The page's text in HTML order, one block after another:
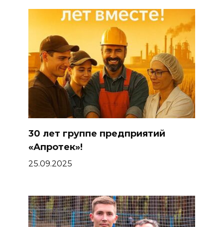
30 лет группе предприятий
«Апротек»!
25.09.2025